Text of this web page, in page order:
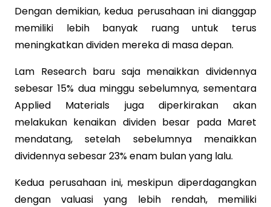
Dengan demikian, kedua perusahaan ini dianggap
memiliki lebih banyak ruang untuk terus
meningkatkan dividen mereka di masa depan.
Lam Research baru saja menaikkan dividennya
sebesar 15% dua minggu sebelumnya, sementara
Applied Materials juga diperkirakan akan
melakukan kenaikan dividen besar pada Maret
mendatang, setelah sebelumnya menaikkan
dividennya sebesar 23% enam bulan yang lalu.
Kedua perusahaan ini, meskipun diperdagangkan
dengan valuasi yang lebih rendah, memiliki